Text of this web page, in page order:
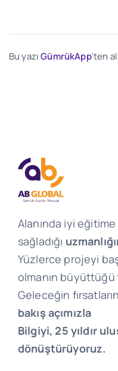
Bu yazıGümrükApp'ten
Alanında iyi
sağladığı
Yüzlerce projeyi
olmanın büyüttüğü
Geleceğin
bakış açımızla
Bilgiyi, 25 yıldır
dönüştürüyoruz.